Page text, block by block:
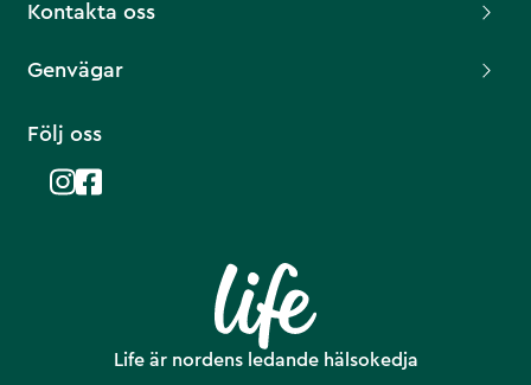
Life är nordens ledande hälsokedja
Kontakta oss
Genvägar
Följ oss